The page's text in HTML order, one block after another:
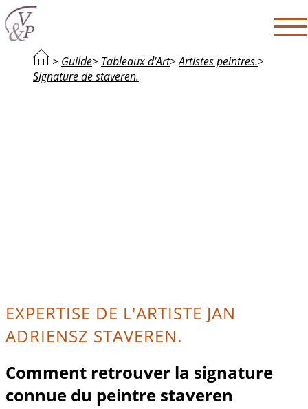
> Guilde> Tableaux d'Art>Artistes peintres.>
Signature de staveren.
EXPERTISE DE L'ARTISTE JAN
ADRIENSZ STAVEREN.
Comment retrouver la signature
connue du peintre staveren